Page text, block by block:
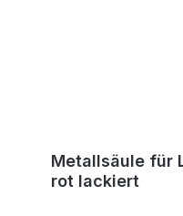
Metallsäule für
rot lackiert